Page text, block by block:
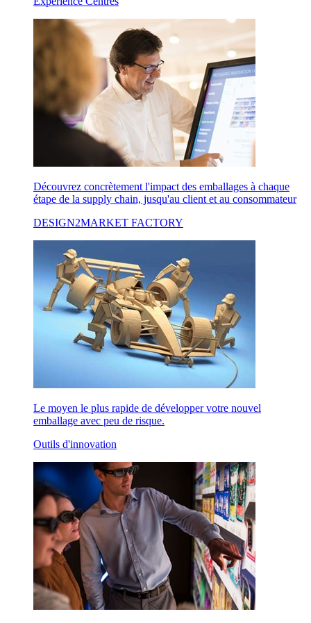
Découvrez concrètement l'impact des emballages à chaque
étape de la supply chain, jusqu'au client et au consommateur
DESIGN2MARKET FACTORY
Le moyen le plus rapide de développer votre nouvel
emballage avec peu de risque.
Outils d'innovation